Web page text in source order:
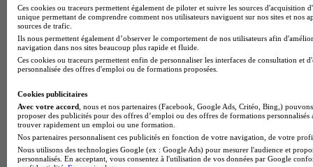
École d'ingénierie informatique
Voir l’établissement
Ces cookies ou traceurs permettent également de piloter et suivre les sources d'acquisition
unique permettant de comprendre comment nos utilisateurs naviguent sur nos sites et nos
sources de trafic.
Ils nous permettent également d’observer le comportement de nos utilisateurs afin
navigation dans nos sites beaucoup plus rapide et fluide.
Ces cookies ou traceurs permettent enfin de personnaliser les interfaces de consultation et
personnalisée des offres d'emploi ou de formations proposées.
Cookies publicitaires
Avec votre accord , nous et nos partenaires (Facebook, Google Ads, Critéo, Bing,)
proposer des publicités pour des offres d’emploi ou des offres de formations
trouver rapidement un emploi ou une formation.
Nos partenaires personnalisent ces publicités en fonction de votre navigation, de votre
Nous utilisons des technologies Google (ex : Google Ads) pour mesurer l'audience et
personnalisés. En acceptant, vous consentez à l'utilisation de vos données par Google